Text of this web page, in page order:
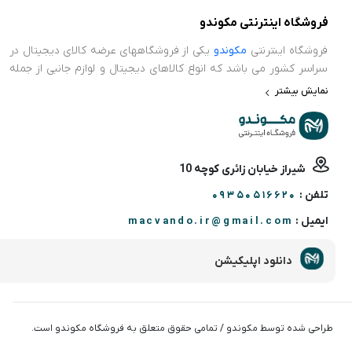
فروشگاه اینترنتی مکوندو
فروشگاه اینترنتی مکوندو یکی از فروشگاههای عرضه کالای دیجیتال در
سراسر کشور می باشد که انواع کالاهای دیجیتال و لوازم جانبی از جمله
ایرپاد، ساعت هوشمند، پاور بانک، محافظ صفحه نمایش، اسپیکر و
فروشگاه اینترنتی مکوندو برای اطمینان خاطر و خریدی بدون دغدغه،
ضمانت اصالت کالا و سلامت فیزیکی را برای تمامی محصولات خود در نظر
گرفته است. تمامی محصولات عرضه شده در این فروشگاه اصلی و از
کیفیت بالایی برخوردار است و ضمانت اصالت کالا و سلامت فیزیکی خود
گواهی این امر است. اصلی ترین هدف ما جلب رضایت مصرف کننده می
باشد. از این رو بر آنیم تا تجربه ای لذت بخش از یک خرید اینترنتی و
مقرون به صرفه را برای تمامی مصرف کنندگان فراهم آوریم.
نمایش بیشتر
شیراز خیابان زائری کوچه 10
تلفن : 09350516620
ایمیل : macvando.ir@gmail.com
دانلود اپلیکیشن
طراحی شده توسط مکوندو / تمامی حقوق متعلق به فروشگاه مکوندو است.